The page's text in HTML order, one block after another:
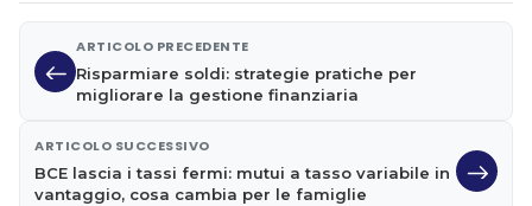
ARTICOLO PRECEDENTE
Risparmiare soldi: strategie pratiche per
migliorare la gestione finanziaria
ARTICOLO SUCCESSIVO
BCE lascia i tassi fermi: mutui a tasso variabile in
vantaggio, cosa cambia per le famiglie